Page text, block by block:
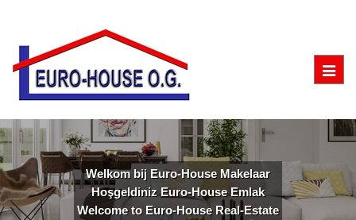
Welkom bij Euro-House Makelaar
Hoşgeldiniz Euro-House Emlak
Welcome to Euro-House Real-Estate